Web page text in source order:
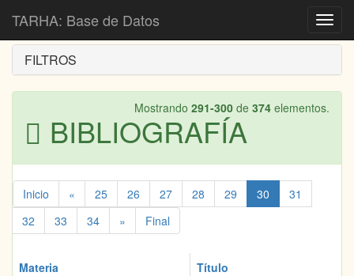
TARHA: Base de Datos
Inicio Bibliografía
FILTROS
Mostrando 291-300 de 374 elementos.
BIBLIOGRAFÍA
Inicio « 25 26 27 28 29 30
31
32
33 34 » Final
Materia Título